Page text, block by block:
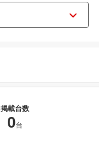
掲載台数
0台